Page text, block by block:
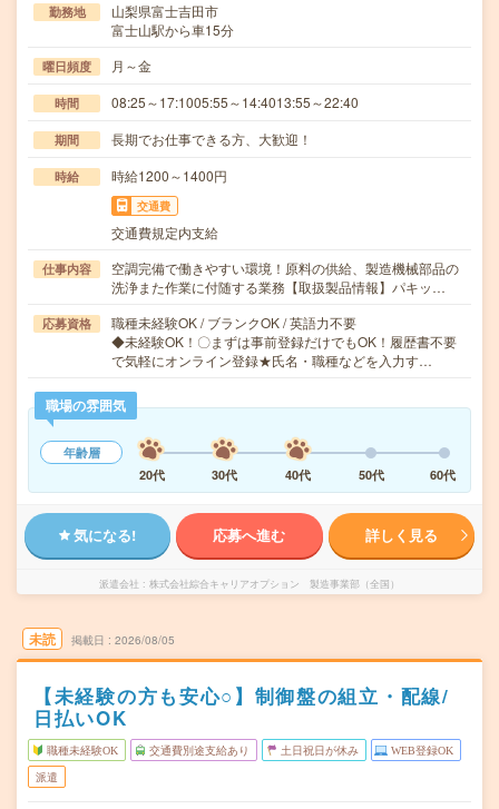
勤務地
山梨県富士吉田市
富士山駅から車15分
曜日頻度 月～金
時間 08:25～17:1005:55～14:4013:55～22:40
期間 長期でお仕事できる方、大歓迎！
時給 時給1200～1400円
交通費
交通費規定内支給
仕事内容
空調完備で働きやすい環境！原料の供給、製造機械部品の
洗浄また作業に付随する業務【取扱製品情報】パキッ…
応募資格
職種未経験OK / ブランクOK / 英語力不要
◆未経験OK！〇まずは事前登録だけでもOK！履歴書不要
で気軽にオンライン登録★氏名・職種などを入力す…
職場の雰囲気
年齢層
20代
30代 40代 50代 60代
気になる! 応募へ進む 詳しく見る
派遣会社 株式会社綜合キャリアオプション 製造事業部（全国）
未読 掲載日 2026/08/05
【未経験の方も安心○】制御盤の組立・配線/
日払いOK
職種未経験OK 交通費別途支給あり 土日祝日が休み WEB登録OK
派遣